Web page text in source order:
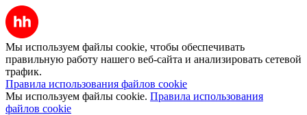
Мы используем файлы cookie, чтобы обеспечивать
правильную работу нашего веб-сайта и анализировать сетевой
трафик.
Правила использования файлов cookie
Мы используем файлы cookie. Правила использования
файлов cookie